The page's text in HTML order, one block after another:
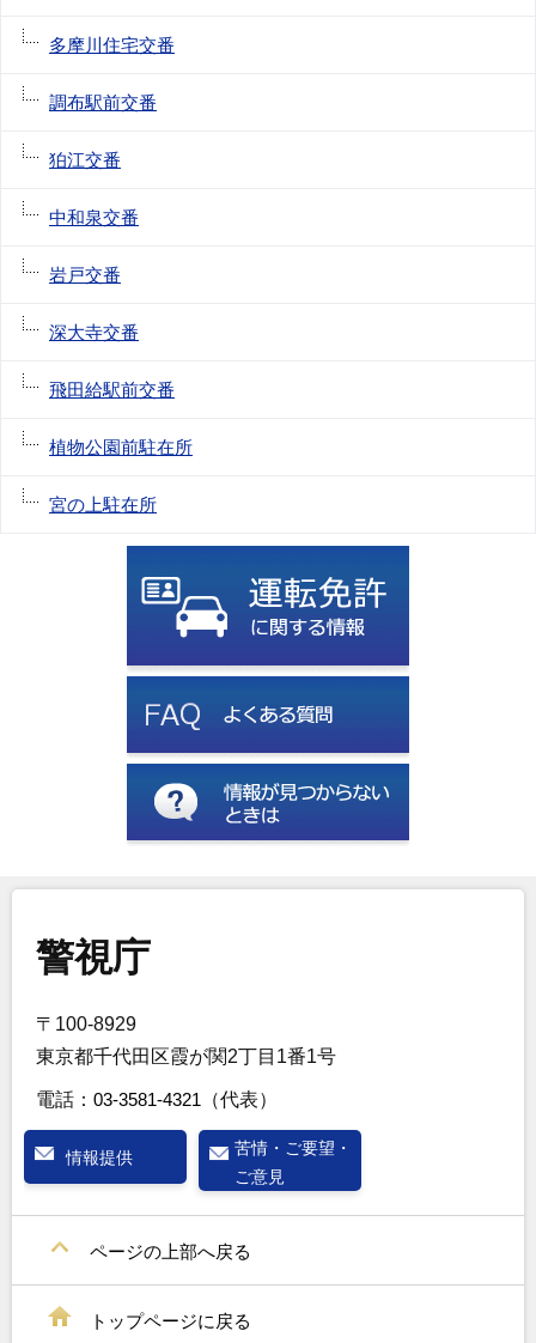
多摩川住宅交番
調布駅前交番
狛江交番
中和泉交番
岩戸交番
深大寺交番
飛田給駅前交番
植物公園前駐在所
宮の上駐在所
警視庁
〒100-8929
東京都千代田区霞が関2丁目1番1号
電話： 03-3581-4321 （代表）
情報提供
苦情・ご要望・
ご意見
ページの上部へ戻る
トップページに戻る